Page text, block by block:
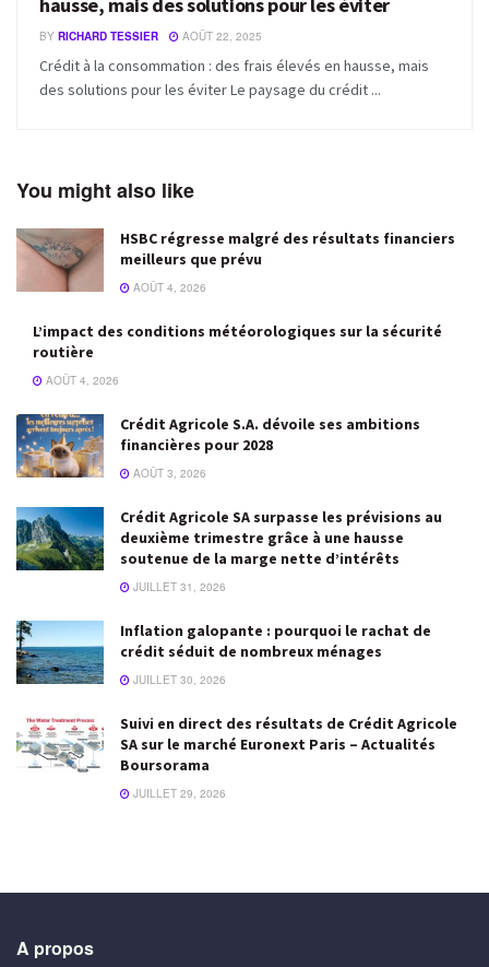
hausse, mais des solutions pour les éviter
BY RICHARD TESSIER AOÛT 22, 2025
Crédit à la consommation : des frais élevés en hausse, mais
des solutions pour les éviter Le paysage du crédit ...
You might also like
HSBC régresse malgré des résultats financiers
meilleurs que prévu
AOÛT 4, 2026
L’impact des conditions météorologiques sur la sécurité
routière
AOÛT 4, 2026
Crédit Agricole S.A. dévoile ses ambitions
financières pour 2028
AOÛT 3, 2026
Crédit Agricole SA surpasse les prévisions au
deuxième trimestre grâce à une hausse
soutenue de la marge nette d’intérêts
JUILLET 31, 2026
Inflation galopante : pourquoi le rachat de
crédit séduit de nombreux ménages
JUILLET 30, 2026
Suivi en direct des résultats de Crédit Agricole
SA sur le marché Euronext Paris – Actualités
Boursorama
JUILLET 29, 2026
A propos